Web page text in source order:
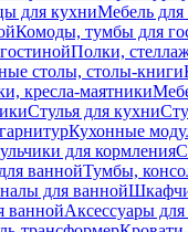
для кухниМебель для
Комоды, тумбы для
Полки,
столы, столы-книги
кресла-маятники
Стулья для кухни
Кухонные
для кормления
ваннойТумбы,
для ванной
ваннойАксессуары